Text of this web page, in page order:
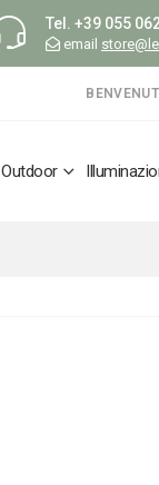
Tel. +39 055
email
Outdoor